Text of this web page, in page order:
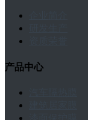
产品中心